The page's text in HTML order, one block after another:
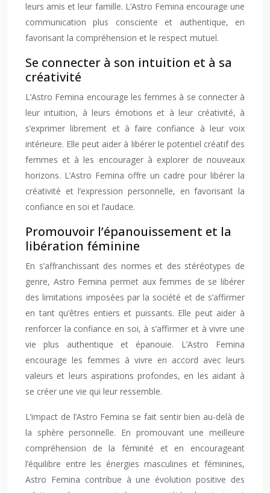
leurs amis et leur famille. L’Astro Femina encourage une
communication plus consciente et authentique, en
favorisant la compréhension et le respect mutuel.
Se connecter à son intuition et à sa
créativité
L’Astro Femina encourage les femmes à se connecter à
leur intuition, à leurs émotions et à leur créativité, à
s’exprimer librement et à faire confiance à leur voix
intérieure. Elle peut aider à libérer le potentiel créatif des
femmes et à les encourager à explorer de nouveaux
horizons. L’Astro Femina offre un cadre pour libérer la
créativité et l’expression personnelle, en favorisant la
confiance en soi et l’audace.
Promouvoir l’épanouissement et la
libération féminine
En s’affranchissant des normes et des stéréotypes de
genre, Astro Femina permet aux femmes de se libérer
des limitations imposées par la société et de s’affirmer
en tant qu’êtres entiers et puissants. Elle peut aider à
renforcer la confiance en soi, à s’affirmer et à vivre une
vie plus authentique et épanouie. L’Astro Femina
encourage les femmes à vivre en accord avec leurs
valeurs et leurs aspirations profondes, en les aidant à
se créer une vie qui leur ressemble.
L’impact de l’Astro Femina se fait sentir bien au-delà de
la sphère personnelle. En promouvant une meilleure
compréhension de la féminité et en encourageant
l’équilibre entre les énergies masculines et féminines,
Astro Femina contribue à une évolution positive des